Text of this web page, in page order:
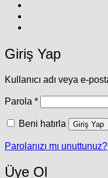
Giriş Yap
Kullanıcı adı veya e-
Parola *Gerekli
Beni hatırla Giriş Yap
Parolanızı mı unuttunuz?
Üye Ol